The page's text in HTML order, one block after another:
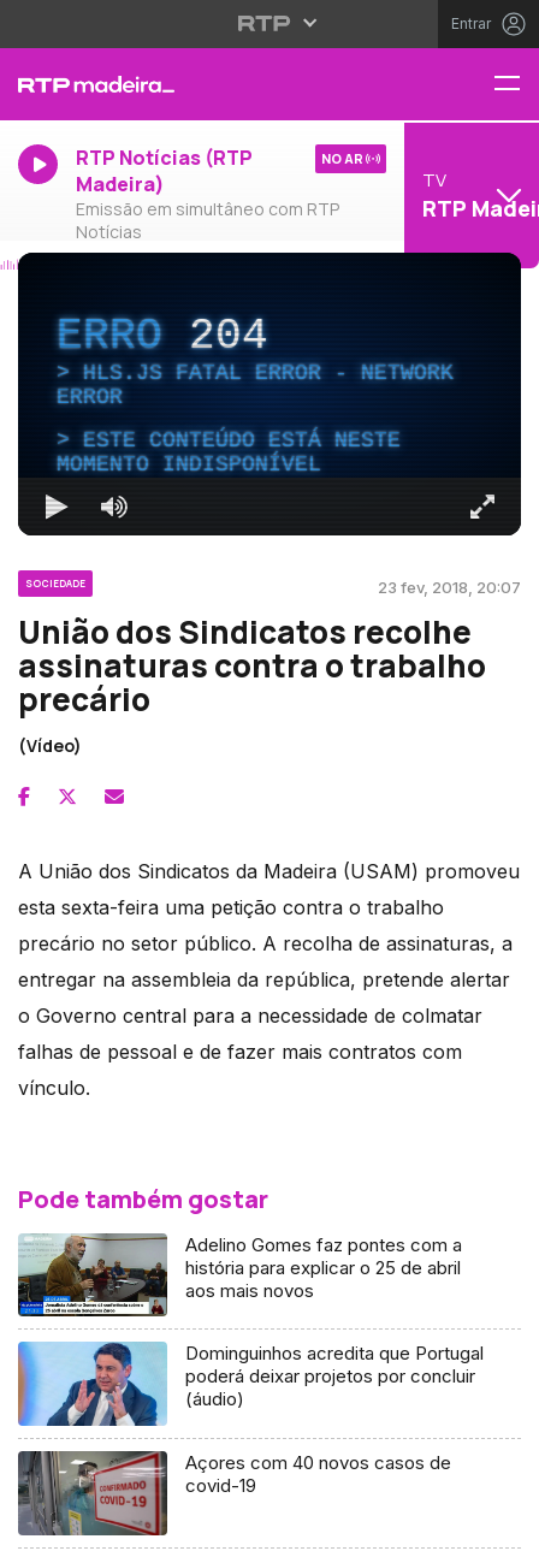
Entrar
RTP Notícias (RTP
Madeira)
Emissão em simultâneo com RTP
Notícias
NO AR
TV
RTP
ERRO204
HLS.JS FATAL ERROR - NETWORK
ERROR
ESTE CONTEÚDO ESTÁ NESTE
MOMENTO INDISPONÍVEL
SOCIEDADE 23 fev, 2018, 20:07
União dos Sindicatos recolhe
assinaturas contra o trabalho
precário
(Vídeo)
A União dos Sindicatos da Madeira (USAM) promoveu
esta sexta-feira uma petição contra o trabalho
precário no setor público. A recolha de assinaturas, a
entregar na assembleia da república, pretende alertar
o Governo central para a necessidade de colmatar
falhas de pessoal e de fazer mais contratos com
vínculo.
Pode também gostar
Adelino Gomes faz pontes com a
história para explicar o 25 de abril
aos mais novos
Dominguinhos acredita que Portugal
poderá deixar projetos por concluir
(áudio)
Açores com 40 novos casos de
covid-19